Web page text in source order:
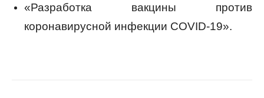
«Разработка вакцины против
коронавирусной инфекции COVID-19».